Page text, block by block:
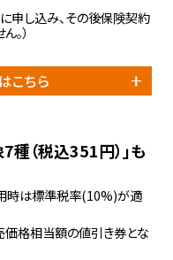
申し込み、その後保険契約
。）
こちら
種（税込351円）」も
時は標準税率(10%)が適
格相当額の値引き券とな